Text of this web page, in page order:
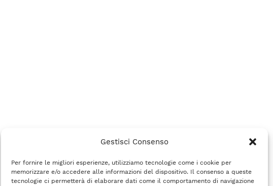
Gestisci Consenso
Per fornire le migliori esperienze, utilizziamo tecnologie come i cookie per
memorizzare e/o accedere alle informazioni del dispositivo. Il consenso a queste
tecnologie ci permetterà di elaborare dati come il comportamento di navigazione